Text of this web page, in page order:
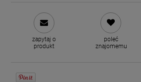
zapytaj o
produkt
poleć
znajomemu